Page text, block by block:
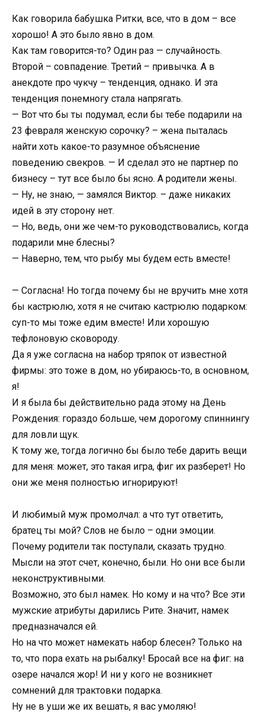
Как говорила бабушка Ритки, все, что в дом – все
хорошо! А это было явно в дом.
Как там говорится-то? Один раз — случайность.
Второй – совпадение. Третий – привычка. А в
анекдоте про чукчу – тенденция, однако. И эта
тенденция понемногу стала напрягать.
— Вот что бы ты подумал, если бы тебе подарили на
23 февраля женскую сорочку? – жена пыталась
найти хоть какое-то разумное объяснение
поведению свекров. — И сделал это не партнер по
бизнесу – тут все было бы ясно. А родители жены.
— Ну, не знаю, — замялся Виктор. – даже никаких
идей в эту сторону нет.
— Но, ведь, они же чем-то руководствовались, когда
подарили мне блесны?
— Наверно, тем, что рыбу мы будем есть вместе!
— Согласна! Но тогда почему бы не вручить мне хотя
бы кастрюлю, хотя я не считаю кастрюлю подарком:
суп-то мы тоже едим вместе! Или хорошую
тефлоновую сковороду.
Да я уже согласна на набор тряпок от известной
фирмы: это тоже в дом, но убираюсь-то, в основном,
я!
И я была бы действительно рада этому на День
Рождения: гораздо больше, чем дорогому спиннингу
для ловли щук.
К тому же, тогда логично бы было тебе дарить вещи
для меня: может, это такая игра, фиг их разберет! Но
они же меня полностью игнорируют!
И любимый муж промолчал: а что тут ответить,
братец ты мой? Слов не было – одни эмоции.
Почему родители так поступали, сказать трудно.
Мысли на этот счет, конечно, были. Но они все были
неконструктивными.
Возможно, это был намек. Но кому и на что? Все эти
мужские атрибуты дарились Рите. Значит, намек
предназначался ей.
Но на что может намекать набор блесен? Только на
то, что пора ехать на рыбалку! Бросай все на фиг: на
озере начался жор! И ни у кого не возникнет
сомнений для трактовки подарка.
Ну не в уши же их вешать, я вас умоляю!